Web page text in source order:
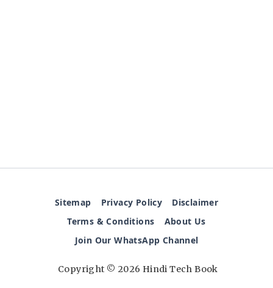
Sitemap Privacy Policy
Disclaimer
Terms & Conditions
About Us
Join Our WhatsApp Channel
Copyright © 2026 Hindi Tech Book